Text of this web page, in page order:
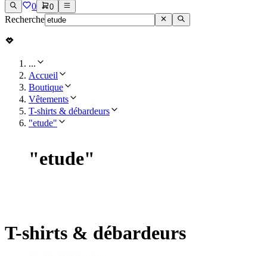
0 0
Recherche
...
Accueil
Boutique
Vêtements
T-shirts & débardeurs
"etude"
"etude"
T-shirts & débardeurs